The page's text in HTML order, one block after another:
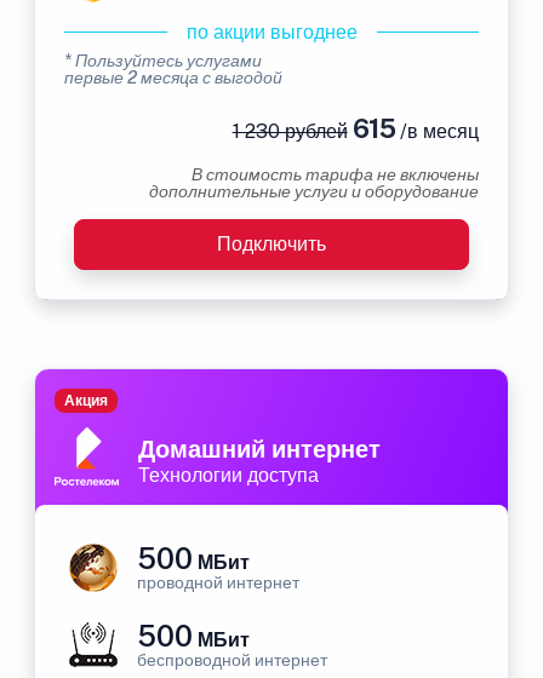
по акции выгоднее
* Пользуйтесь услугами
первые 2 месяца с выгодой
1 230 рублей615 /в месяц
В стоимость тарифа не включены
дополнительные услуги и оборудование
Подключить
Домашний интернет
Технологии доступа
Акция
500 МБит
проводной интернет
500 МБит
беспроводной интернет